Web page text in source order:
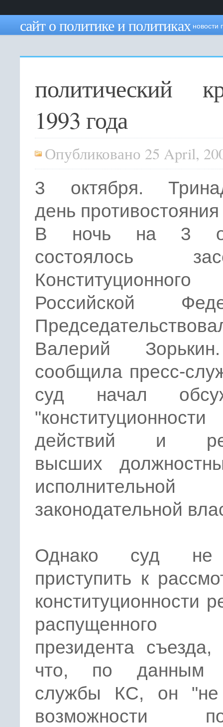
сайт о политике и политиках новости
политический
1993 года
Опубликовано 25 April,
3 октября.
день противостояния
В ночь на 3
состоялось
Российской
Валерий
сообщила пресс-
суд начал
"конституционности
действий и
высших
законодательной
Однако суд не
приступить к
конституционности
распущенного
президента съезда,
что, по данным
службы КС, он "не
возможности